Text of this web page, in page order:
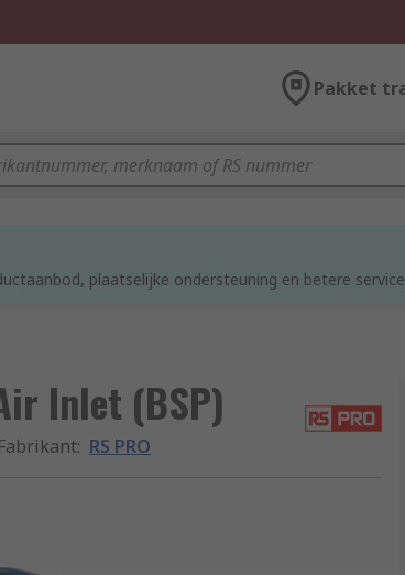
Pakket
plaatselijke ondersteuning en betere
Inlet (BSP)
Fabrikant: RS PRO